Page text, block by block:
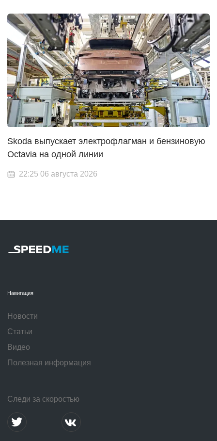
Skoda выпускает электрофлагман и бензиновую
Octavia на одной линии
22:25 06 августа 2026
Навигация
Новости
Статьи
Видео
Полезная информация
Следи за скоростью